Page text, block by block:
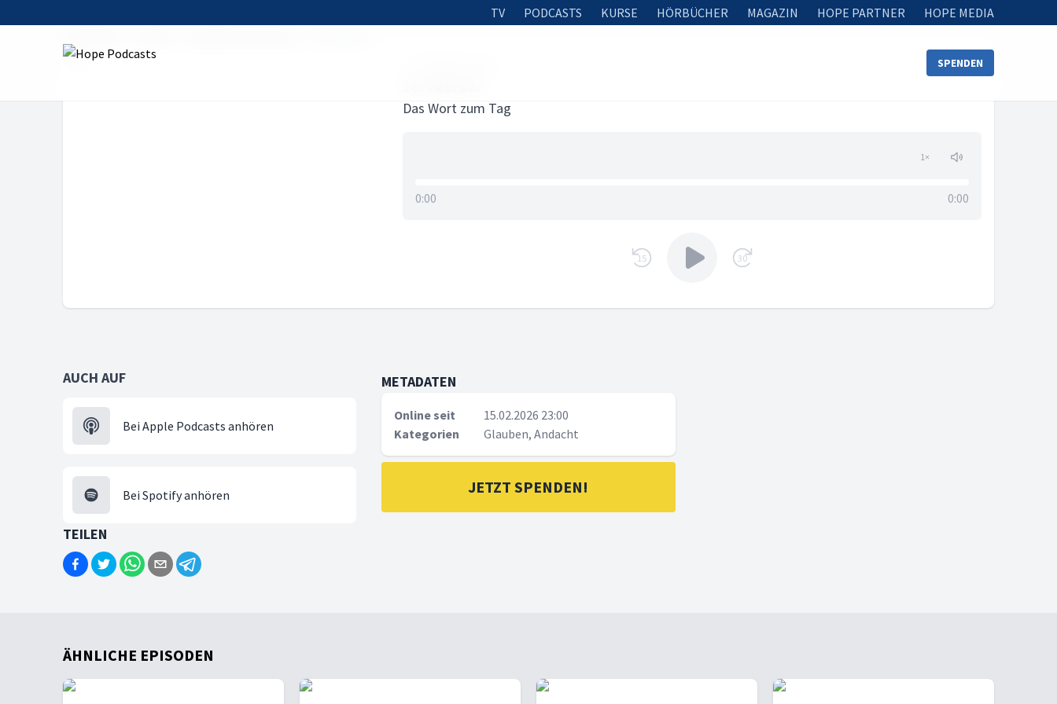
TV PODCASTS KURSE HÖRBÜCHER MAGAZIN HOPE PARTNER HOPE MEDIA
SPENDEN
Das Wort zum Tag
1×
0:00 0:00
15 30
AUCH AUF
Bei Apple Podcasts anhören
Bei Spotify anhören
METADATEN
Online seit
15.02.2026 23:00
Kategorien
Glauben, Andacht
JETZT SPENDEN!
TEILEN
ÄHNLICHE EPISODEN